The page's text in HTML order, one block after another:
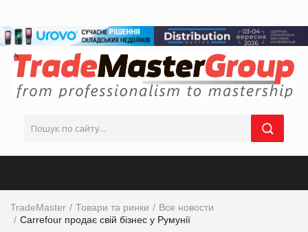
TradeMaster Товари та ринки
Все новости
Carrefour продає свій бізнес у Румунії